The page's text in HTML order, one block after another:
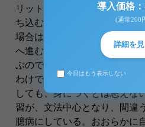
リットがある反面、勉強に興
ち込むことができるメリット
場合は、「なんとなく」「た
へ進む者が多い。その中で英
ぶのである。興味を抱いたわ
わけでもない。そんな中で中
しても、身につくとは思えな
習が、文法中心となり、間違
臆病にしている。おおらかに
導入価格：
(通常200
詳細を
今日はもう表示しない